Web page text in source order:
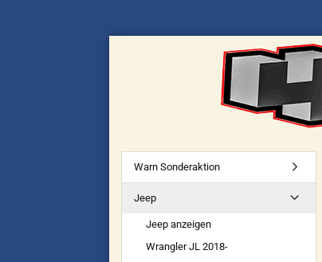
Warn Sonderaktion
Jeep
Jeep anzeigen
Wrangler JL 2018-